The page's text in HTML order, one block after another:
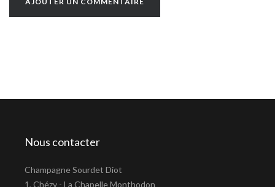
Nous contacter
Champagne Sourdet Diot
1, Chézy - La Chapelle Monthodon